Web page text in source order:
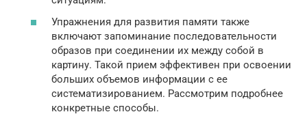
Упражнения для развития памяти также
включают запоминание последовательности
образов при соединении их между собой в
картину. Такой прием эффективен при освоении
больших объемов информации с ее
систематизированием. Рассмотрим подробнее
конкретные способы.